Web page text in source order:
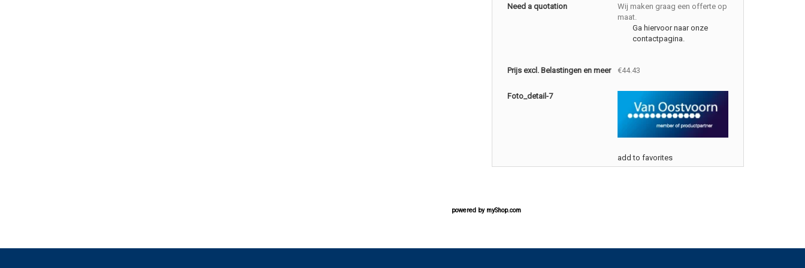
Need a quotation
Wij maken graag een offerte op
maat.
Ga hiervoor naar onze
contactpagina.
Prijs excl. Belastingen en meer €44.43
Foto_detail-7
add to favorites
powered by myShop.com